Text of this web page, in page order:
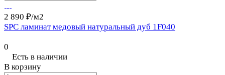
2 890 ₽/м2
SPC ламинат медовый натуральный дуб 1F040
0
Есть в наличии
В корзину